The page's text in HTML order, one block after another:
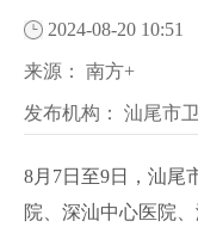
2024-08-20 10:51
来源： 南方+
发布机构： 汕尾市
8月7日至9日，汕尾
院、深汕中心医院